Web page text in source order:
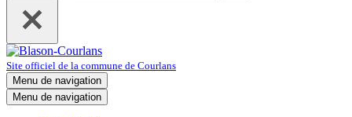
Site officiel de la commune de Courlans
Menu de navigation
Menu de navigation